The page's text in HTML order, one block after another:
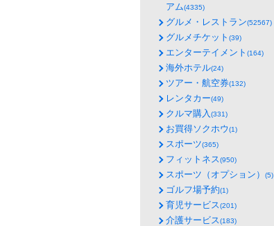
アム(4335)
グルメ・レストラン(52567)
グルメチケット (39)
エンターテイメント (164)
海外ホテル(24)
ツアー・航空券(132)
レンタカー(49)
クルマ購入 (331)
お買得ソクホウ(1)
スポーツ(365)
フィットネス(950)
スポーツ（オプション） (5)
ゴルフ場予約(1)
育児サービス(201)
介護サービス(183)